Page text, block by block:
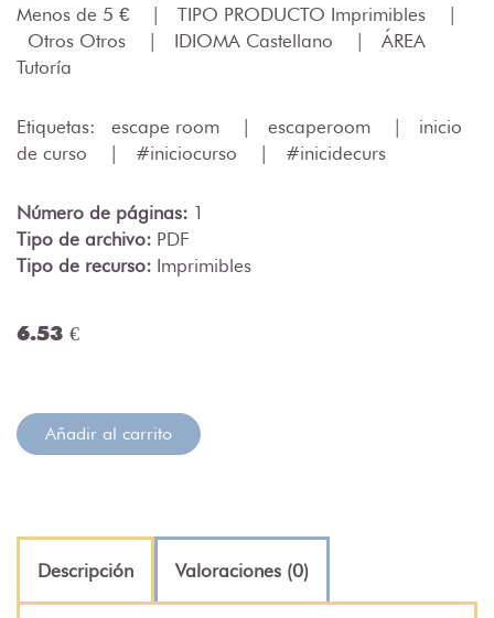
Menos de 5 €
| TIPO PRODUCTO Imprimibles
|
Otros Otros
| IDIOMA Castellano |
ÁREA
Tutoría
Etiquetas: escape room | escaperoom |
inicio
de curso
| #iniciocurso | #inicidecurs
Número de páginas: 1
Tipo de archivo: PDF
Tipo de recurso: Imprimibles
6.53 €
Añadir al carrito
Descripción Valoraciones (0)